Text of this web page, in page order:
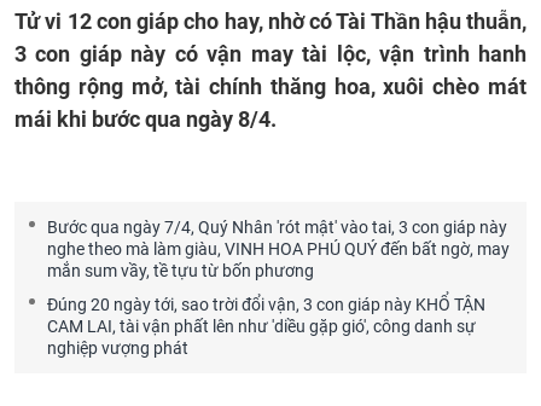
Tử vi 12 con giáp cho hay, nhờ có Tài Thần hậu thuẫn,
3 con giáp này có vận may tài lộc, vận trình hanh
thông rộng mở, tài chính thăng hoa, xuôi chèo mát
mái khi bước qua ngày 8/4.
Bước qua ngày 7/4, Quý Nhân 'rót mật' vào tai, 3 con giáp này
nghe theo mà làm giàu, VINH HOA PHÚ QUÝ đến bất ngờ, may
mắn sum vầy, tề tựu từ bốn phương
Đúng 20 ngày tới, sao trời đổi vận, 3 con giáp này KHỔ TẬN
CAM LAI, tài vận phất lên như 'diều gặp gió', công danh sự
nghiệp vượng phát